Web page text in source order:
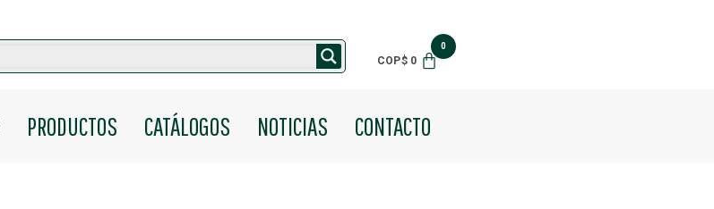
$ 0
PRODUCTOS CATÁLOGOS NOTICIAS CONTACTO